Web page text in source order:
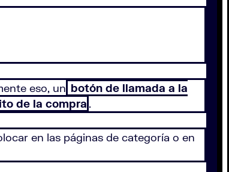
eso, un botón de llamada a la
de la compra .
en las páginas de categoría o en